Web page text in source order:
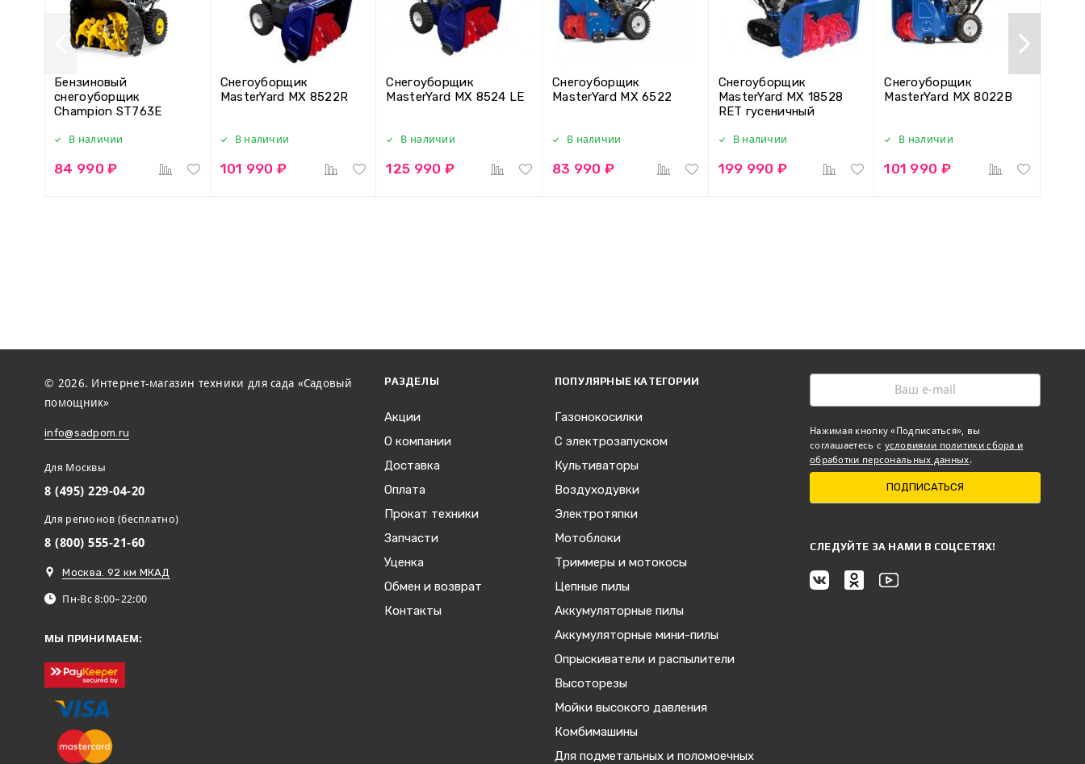
Бензиновый
снегоуборщик
Champion ST763E
В наличии
84 990 ₽
Снегоуборщик
MasterYard MX 8522R
В наличии
101 990 ₽
Снегоуборщик
MasterYard MX 8524 LE
В наличии
125 990 ₽
Снегоуборщик
MasterYard MX 6522
В наличии
83 990 ₽
Снегоуборщик
MasterYard MX 18528
RET гусеничный
В наличии
199 990 ₽
Снегоуборщик
MasterYard MX 8022B
В наличии
101 990 ₽
© 2026. Интернет-магазин техники для сада «Садовый
помощник»
info@sadpom.ru
Для Москвы
8 (495) 229-04-20
Для регионов (бесплатно)
8 (800) 555-21-60
Москва. 92 км МКАД
Пн-Вс 8:00–22:00
МЫ ПРИНИМАЕМ:
РАЗДЕЛЫ
Акции
О компании
Доставка
Оплата
Прокат техники
Запчасти
Уценка
Обмен и возврат
Контакты
ПОПУЛЯРНЫЕ КАТЕГОРИИ
Газонокосилки
С электрозапуском
Культиваторы
Воздуходувки
Электротяпки
Мотоблоки
Триммеры и мотокосы
Цепные пилы
Аккумуляторные пилы
Аккумуляторные мини-пилы
Опрыскиватели и распылители
Высоторезы
Мойки высокого давления
Комбимашины
Для подметальных и поломоечных
Нажимая кнопку «Подписаться», вы
соглашаетесь с условиями политики сбора и
обработки персональных данных.
ПОДПИСАТЬСЯ
CЛЕДУЙТЕ ЗА НАМИ В СОЦСЕТЯХ!